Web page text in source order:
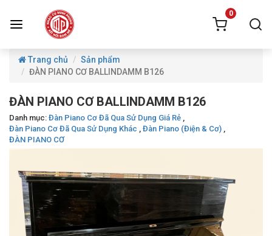
0
Trang chủ
Sản phẩm
ĐÀN PIANO CƠ BALLINDAMM B126
ĐÀN PIANO CƠ BALLINDAMM B126
Danh mục: Đàn Piano Cơ Đã Qua Sử Dụng Giá Rẻ ,
Đàn Piano Cơ Đã Qua Sử Dụng Khác , Đàn Piano (Điện & Cơ) ,
ĐÀN PIANO CƠ